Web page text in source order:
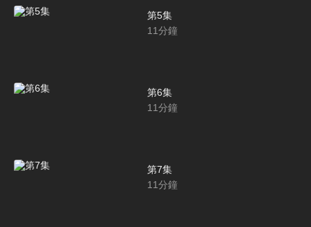
第5集
11分鐘
第6集
11分鐘
第7集
11分鐘